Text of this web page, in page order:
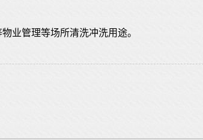
业管理等场所清洗冲洗用途。